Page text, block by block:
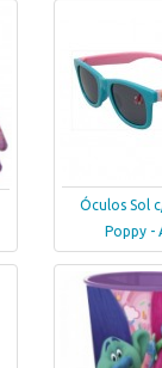
Óculos Sol
Poppy -